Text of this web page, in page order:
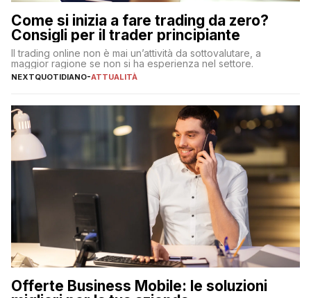
Come si inizia a fare trading da zero?
Consigli per il trader principiante
Il trading online non è mai un’attività da sottovalutare, a
maggior ragione se non si ha esperienza nel settore.
NEXTQUOTIDIANO-ATTUALITÀ
Offerte Business Mobile: le soluzioni